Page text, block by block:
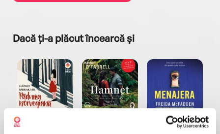
Dacă ți-a plăcut încearcă și
Pădurea norvegiană Menajera
Freida McFadden